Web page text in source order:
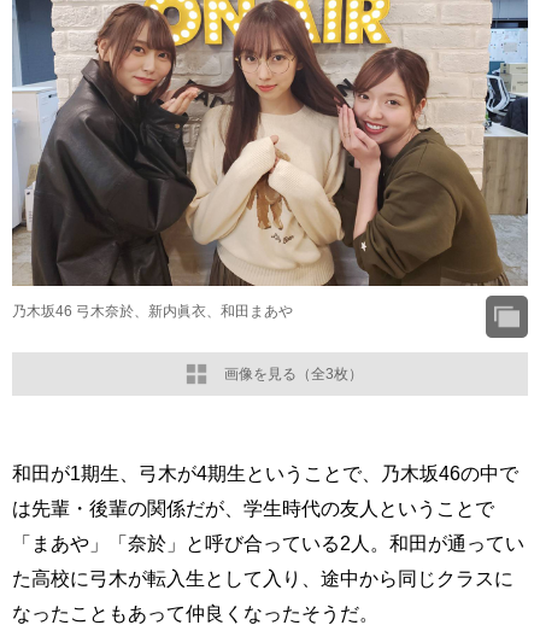
画像を見る（全3枚）
乃木坂46 弓木奈於、新内眞衣、和田まあや
和田が1期生、弓木が4期生ということで、乃木坂46の中で
は先輩・後輩の関係だが、学生時代の友人ということで
「まあや」「奈於」と呼び合っている2人。和田が通ってい
た高校に弓木が転入生として入り、途中から同じクラスに
なったこともあって仲良くなったそうだ。